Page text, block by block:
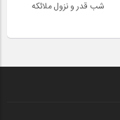
شب قدر و نزول ملائکه